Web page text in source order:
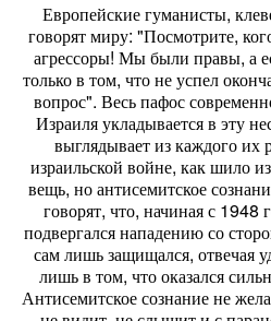
Европейские гуманисты,
говорят миру: "Посмотрите,
агрессоры! Мы были правы, а
только в том, что не успел
вопрос". Весь пафос
Израиля укладывается в эту
выглядывает из каждого их
израильской войне, как шило
вещь, но антисемитское
говорят, что, начиная с 1948
подвергался нападению со
сам лишь защищался, отвечая
лишь в том, что оказался
Антисемитское сознание не